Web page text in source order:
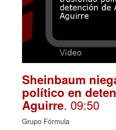
Sheinbaum
político en
Aguirre. 09:50
Grupo Fórmula